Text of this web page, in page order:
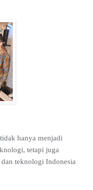
hanya menjadi
tetapi juga
teknologi Indonesia